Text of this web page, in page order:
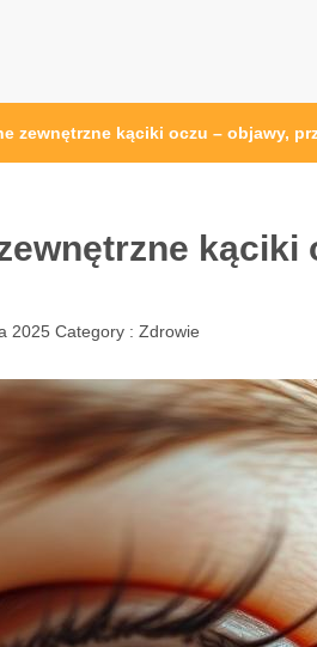
zewnętrzne kąciki oczu – objawy,
kąciki
2025 Category : Zdrowie